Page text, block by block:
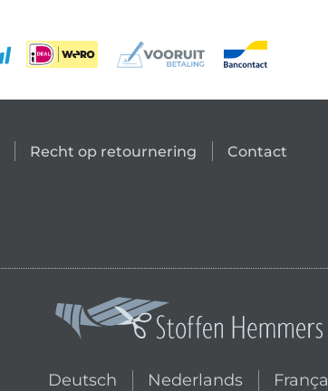
Recht op retournering Contact
Deutsch Nederlands
Wissel naar de Wissel